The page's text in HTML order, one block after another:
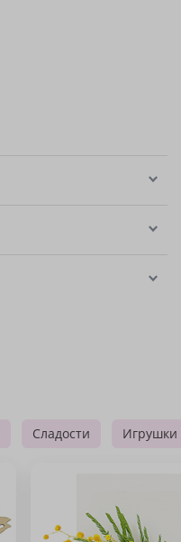
Сладости Игрушки